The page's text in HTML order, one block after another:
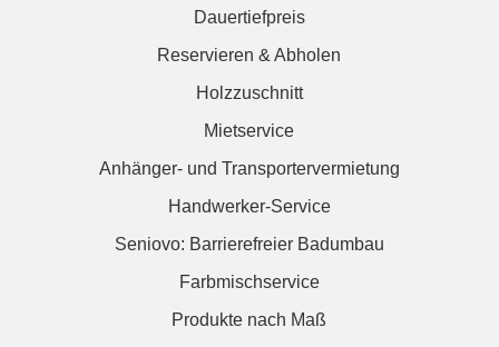
Dauertiefpreis
Reservieren & Abholen
Holzzuschnitt
Mietservice
Anhänger- und Transportervermietung
Handwerker-Service
Seniovo: Barrierefreier Badumbau
Farbmischservice
Produkte nach Maß